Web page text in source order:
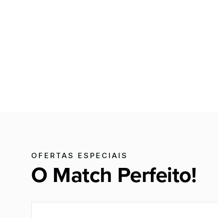
OFERTAS ESPECIAIS
O Match Perfeito!